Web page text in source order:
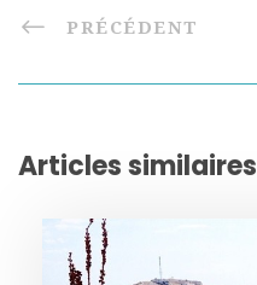
PRÉCÉDENT
Articles similaires